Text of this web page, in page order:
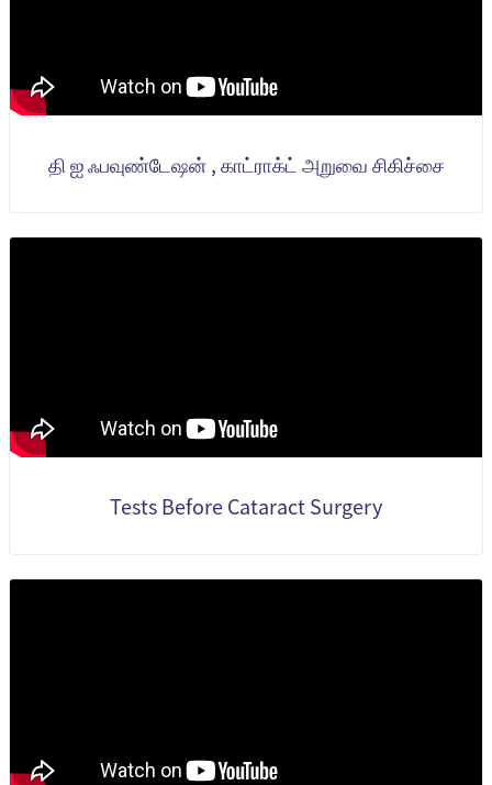
தி ஐ ஃபவுண்டேஷன் , காட்ராக்ட் அறுவை சிகிச்சை
Tests Before Cataract Surgery